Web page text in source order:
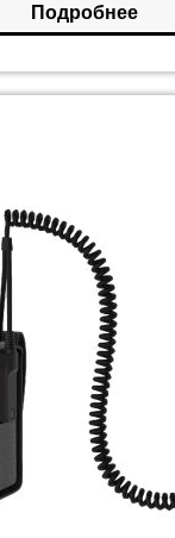
Подробнее